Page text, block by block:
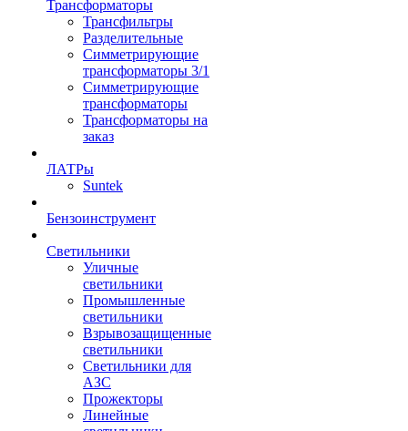
Трансформаторы
Трансфильтры
Разделительные
Симметрирующие
трансформаторы 3/1
Симметрирующие
трансформаторы
Трансформаторы на
заказ
ЛАТРы
Suntek
Бензоинструмент
Светильники
Уличные
светильники
Промышленные
светильники
Взрывозащищенные
светильники
Светильники для
АЗС
Прожекторы
Линейные